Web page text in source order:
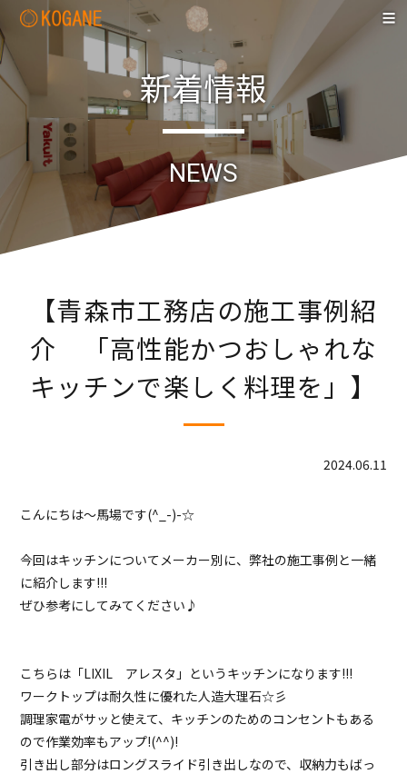
新着情報
NEWS
【青森市工務店の施工事例紹
介 「高性能かつおしゃれな
キッチンで楽しく料理を」】
2024.06.11
こんにちは～馬場です(^_-)-☆
今回はキッチンについてメーカー別に、弊社の施工事例と一緒
に紹介します!!!
ぜひ参考にしてみてください♪
こちらは「LIXIL アレスタ」というキッチンになります!!!
ワークトップは耐久性に優れた人造大理石☆彡
調理家電がサッと使えて、キッチンのためのコンセントもある
ので作業効率もアップ!(^^)!
引き出し部分はロングスライド引き出しなので、収納力もばっ